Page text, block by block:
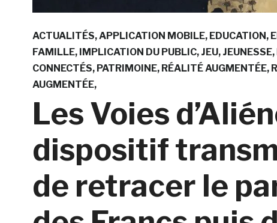
ACTUALITÉS APPLICATION MOBILE EDUCATION
FAMILLE IMPLICATION DU PUBLIC JEU JEUNESSE
CONNECTÉS PATRIMOINE RÉALITÉ AUGMENTÉE
AUGMENTÉE
Les Voies
dispositif
de retracer le